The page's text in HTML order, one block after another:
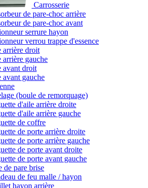
Carrosserie
de pare-choc arrière
de pare-choc avant
serrure hayon
verrou trappe d'essence
arrière droit
arrière gauche
avant droit
avant gauche
(boule de remorquage)
d'aile arrière droite
d'aile arrière gauche
de coffre
de porte arrière droite
de porte arrière gauche
de porte avant droite
de porte avant gauche
de pare brise
de feu malle / hayon
hayon arrière